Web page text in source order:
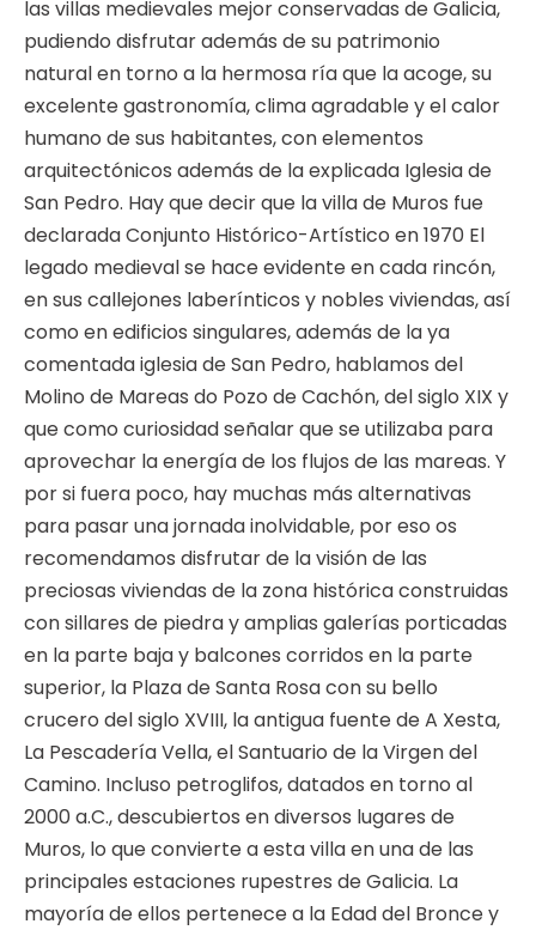
las villas medievales mejor conservadas de Galicia,
pudiendo disfrutar además de su patrimonio
natural en torno a la hermosa ría que la acoge, su
excelente gastronomía, clima agradable y el calor
humano de sus habitantes, con elementos
arquitectónicos además de la explicada Iglesia de
San Pedro. Hay que decir que la villa de Muros fue
declarada Conjunto Histórico-Artístico en 1970 El
legado medieval se hace evidente en cada rincón,
en sus callejones laberínticos y nobles viviendas, así
como en edificios singulares, además de la ya
comentada iglesia de San Pedro, hablamos del
Molino de Mareas do Pozo de Cachón, del siglo XIX y
que como curiosidad señalar que se utilizaba para
aprovechar la energía de los flujos de las mareas. Y
por si fuera poco, hay muchas más alternativas
para pasar una jornada inolvidable, por eso os
recomendamos disfrutar de la visión de las
preciosas viviendas de la zona histórica construidas
con sillares de piedra y amplias galerías porticadas
en la parte baja y balcones corridos en la parte
superior, la Plaza de Santa Rosa con su bello
crucero del siglo XVIII, la antigua fuente de A Xesta,
La Pescadería Vella, el Santuario de la Virgen del
Camino. Incluso petroglifos, datados en torno al
2000 a.C., descubiertos en diversos lugares de
Muros, lo que convierte a esta villa en una de las
principales estaciones rupestres de Galicia. La
mayoría de ellos pertenece a la Edad del Bronce y